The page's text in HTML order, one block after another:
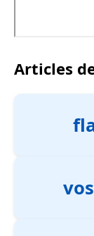
Articles